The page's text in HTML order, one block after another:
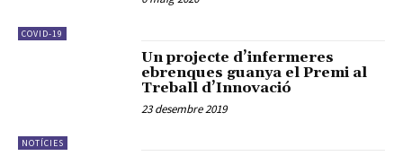
COVID-19
NOTÍCIES
Un projecte d’infermeres
ebrenques guanya el Premi al
Treball d’Innovació
23 desembre 2019